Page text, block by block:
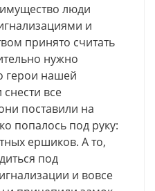
люди
и
принято считать
нужно
герои нашей
все
поставили на
попалось под руку:
ершиков. А то,
под
и вовсе